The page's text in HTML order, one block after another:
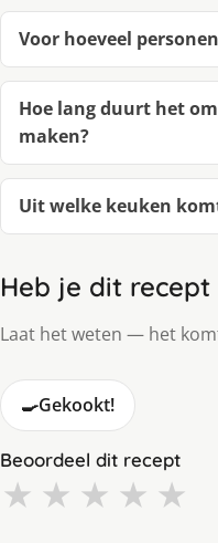
Voor hoeveel
Hoe lang duurt het
maken?
Uit welke keuken
Heb je dit
Laat het weten — het
🍳Gekookt!
Beoordeel dit recept
★ ★ ★ ★ ★